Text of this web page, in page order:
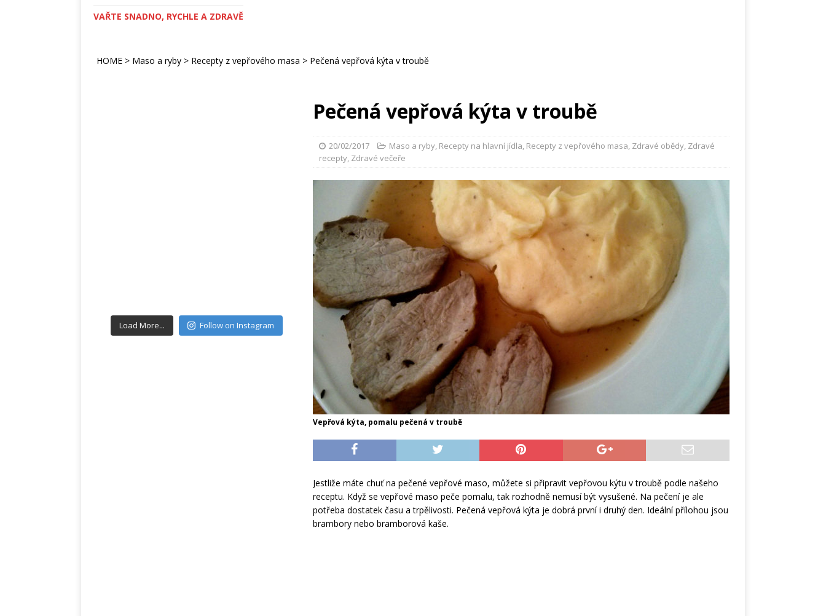
VAŘTE SNADNO, RYCHLE A ZDRAVĚ
HOME > Maso a ryby > Recepty z vepřového masa > Pečená vepřová kýta v troubě
Pečená vepřová kýta v troubě
20/02/2017 Maso a ryby, Recepty na hlavní jídla, Recepty z vepřového masa, Zdravé obědy, Zdravé
recepty, Zdravé večeře
Vepřová kýta, pomalu pečená v troubě
Jestliže máte chuť na pečené vepřové maso, můžete si připravit vepřovou kýtu v troubě podle našeho
receptu. Když se vepřové maso peče pomalu, tak rozhodně nemusí být vysušené. Na pečení je ale
potřeba dostatek času a trpělivosti. Pečená vepřová kýta je dobrá první i druhý den. Ideální přílohou jsou
brambory nebo bramborová kaše.
Load More... Follow on Instagram